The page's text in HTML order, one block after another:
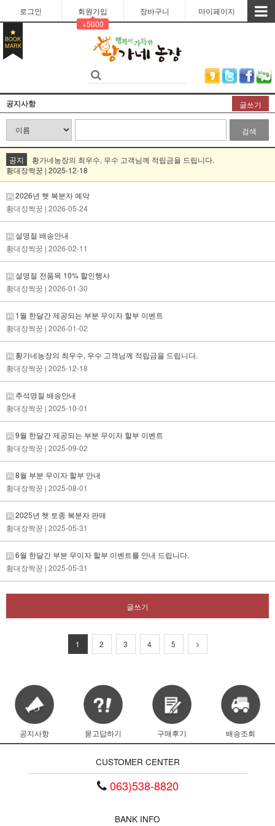
로그인
회원가입
+5000
장바구니 마이페이지
BOOK
MARK
공지사항 글쓰기
검색
공지
황가네농장의 최우수, 우수 고객님께 적립금을 드립니다.
황대장짝꿍 | 2025-12-18
2026년 햇 복분자 예약
황대장짝꿍 | 2026-05-24
설명절 배송안내
황대장짝꿍 | 2026-02-11
설명절 전품목 10% 할인행사
황대장짝꿍 | 2026-01-30
1월 한달간 제공되는 부분 무이자 할부 이벤트
황대장짝꿍 | 2026-01-02
황가네농장의 최우수, 우수 고객님께 적립금을 드립니다.
황대장짝꿍 | 2025-12-18
추석명절 배송안내
황대장짝꿍 | 2025-10-01
9월 한달간 제공되는 부분 무이자 할부 이벤트
황대장짝꿍 | 2025-09-02
8월 부분 무이자 할부 안내
황대장짝꿍 | 2025-08-01
2025년 햇 토종 복분자 판매
황대장짝꿍 | 2025-05-31
6월 한달간 부분 무이자 할부 이벤트를 안내 드립니다.
황대장짝꿍 | 2025-05-31
글쓰기
1 2 3 4 5
공지사항 묻고답하기 구매후기 배송조회
CUSTOMER CENTER
063)538-8820
BANK INFO